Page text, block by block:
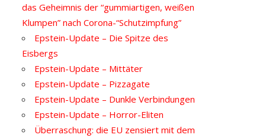
das Geheimnis der “gummiartigen, weißen
Klumpen” nach Corona-“Schutzimpfung”
Epstein-Update – Die Spitze des
Eisbergs
Epstein-Update – Mittäter
Epstein-Update – Pizzagate
Epstein-Update – Dunkle Verbindungen
Epstein-Update – Horror-Eliten
Überraschung: die EU zensiert mit dem